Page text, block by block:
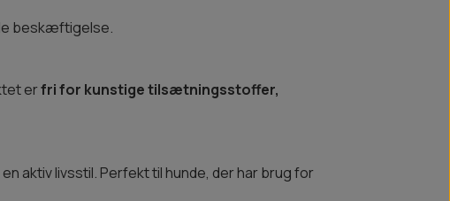
beskæftigelse.
erfri for kunstige tilsætningsstoffer,
aktiv livsstil. Perfekt til hunde, der har brug for